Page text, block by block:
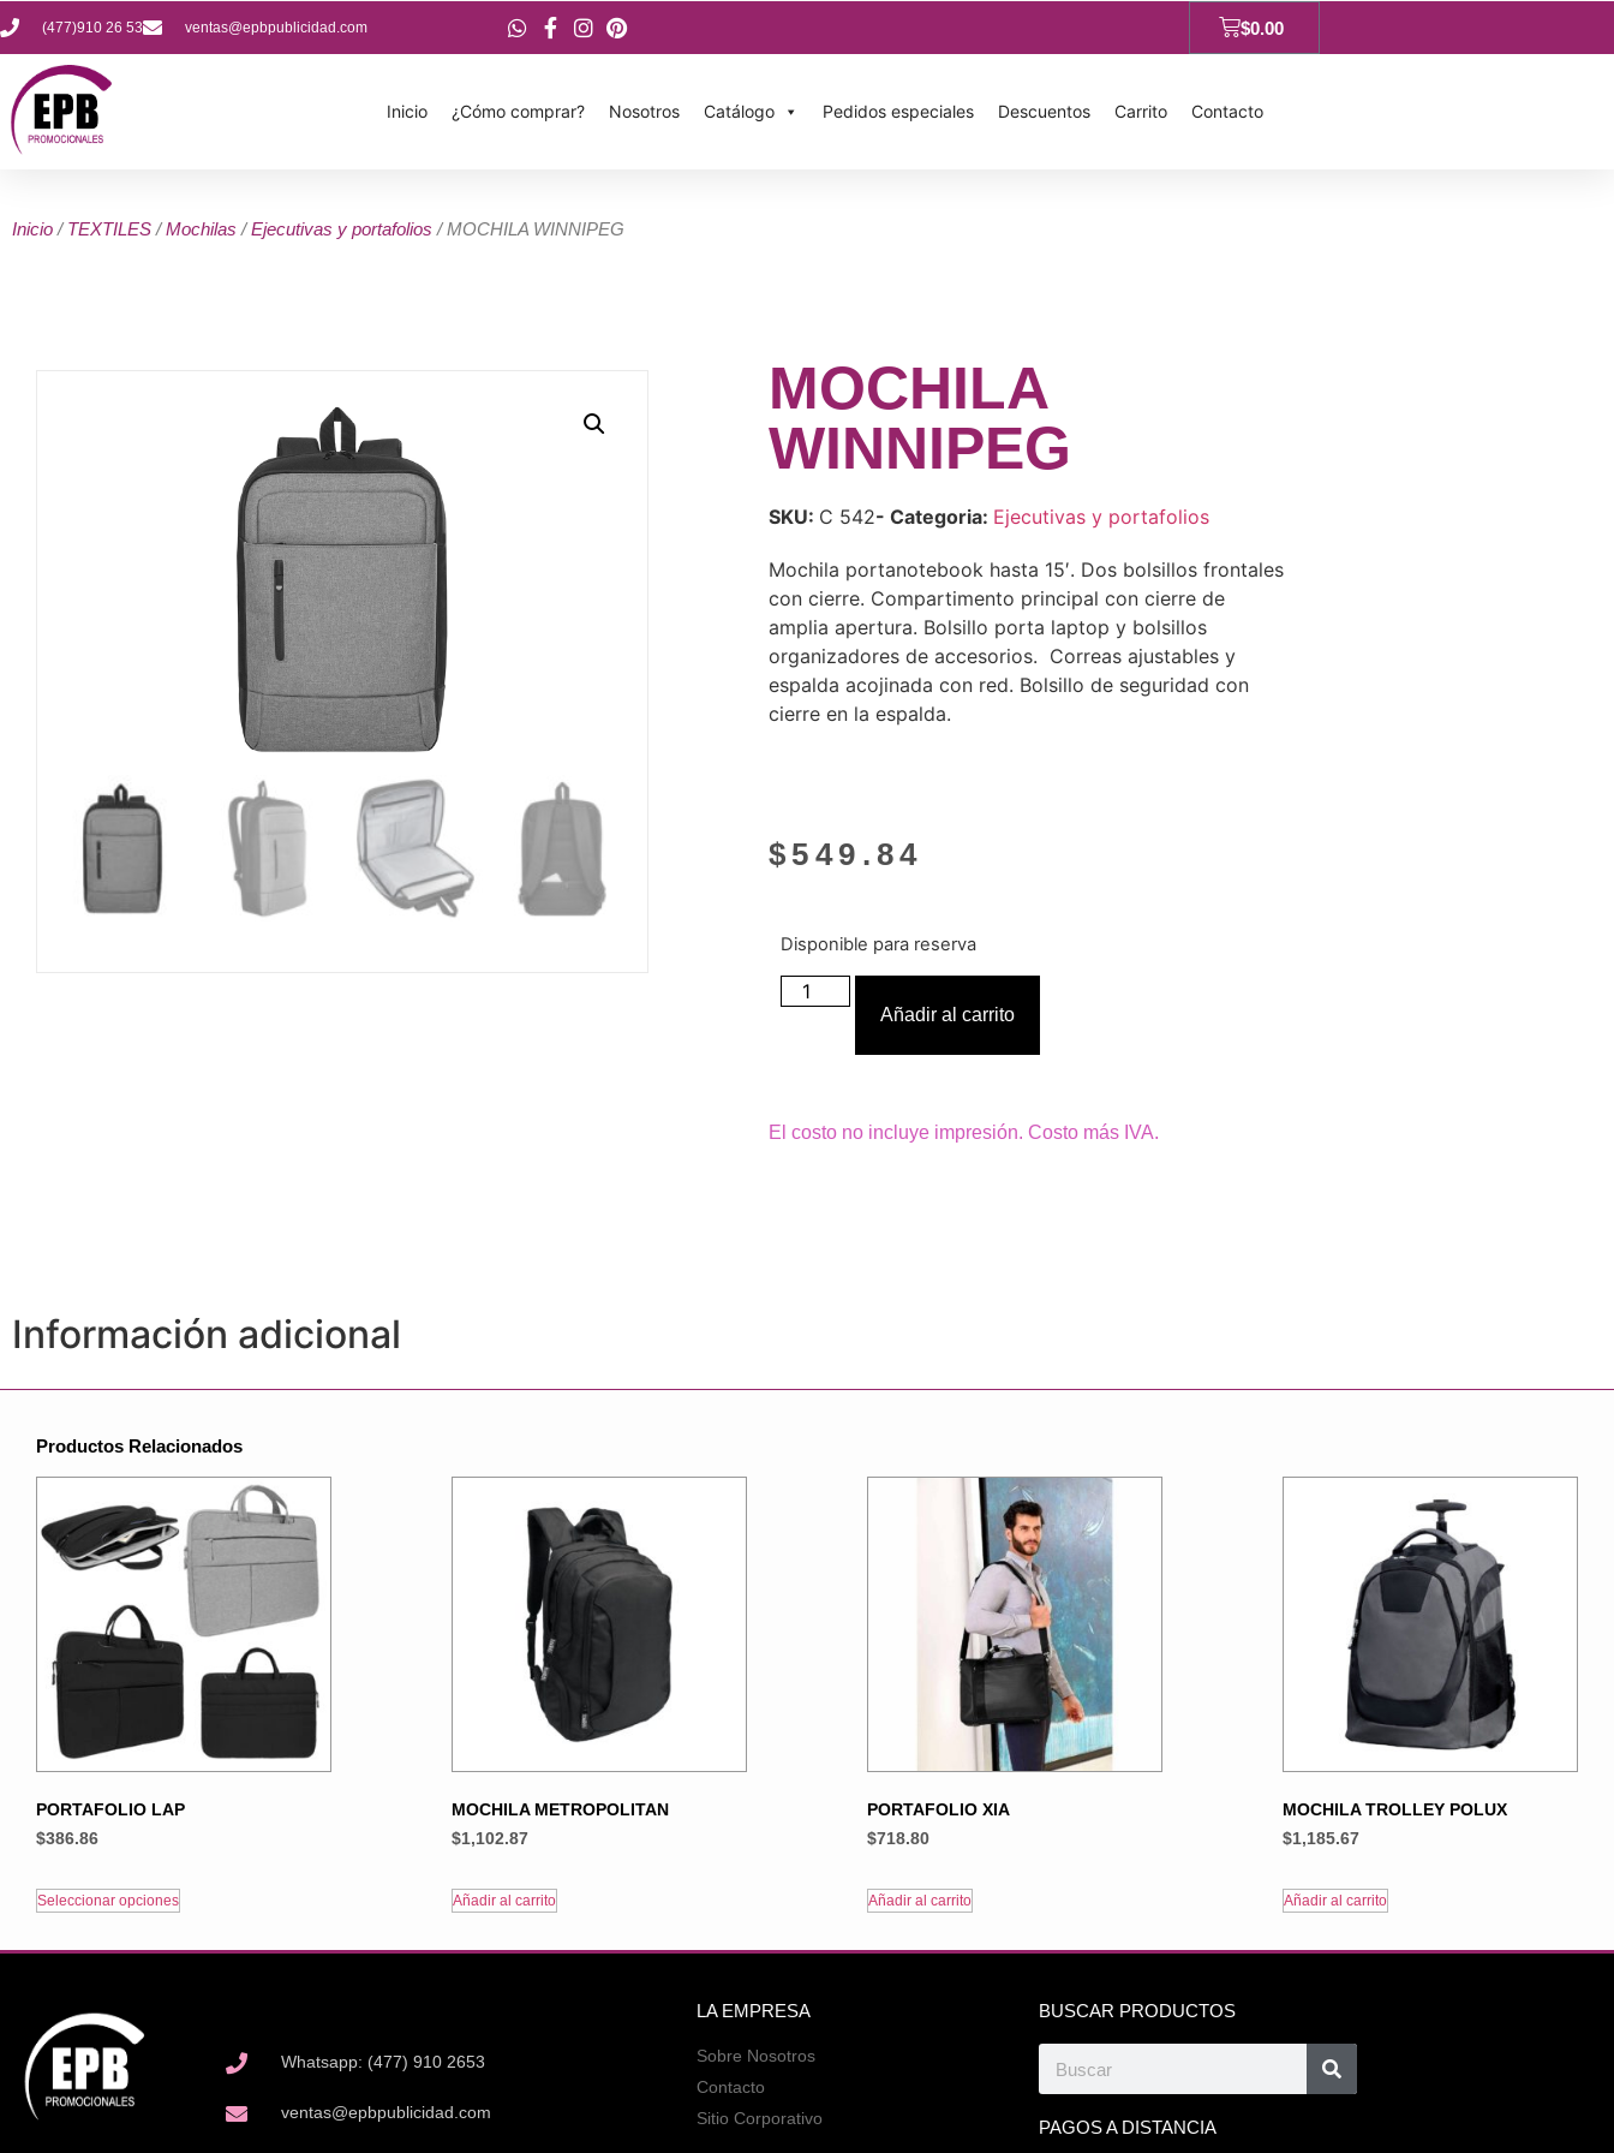
(477)910 26 53 ventas@epbpublicidad.com $0.00
Inicio ¿Cómo comprar? Nosotros Catálogo Pedidos especiales Descuentos Carrito Contacto
Inicio /TEXTILES /Mochilas /Ejecutivas y portafolios / MOCHILA WINNIPEG
MOCHILA
WINNIPEG
SKU: C 542- Categoria: Ejecutivas y portafolios
Mochila portanotebook hasta 15′. Dos bolsillos frontales
con cierre. Compartimento principal con cierre de
amplia apertura. Bolsillo porta laptop y bolsillos
organizadores de accesorios. Correas ajustables y
espalda acojinada con red. Bolsillo de seguridad con
cierre en la espalda.
$ 549.84
Disponible para reserva
Añadir al carrito
El costo no incluye impresión. Costo más IVA.
Información adicional
Productos Relacionados
PORTAFOLIO LAP
$386.86
Seleccionar opciones
MOCHILA METROPOLITAN
$1,102.87
Añadir al carrito
PORTAFOLIO XIA
$718.80
Añadir al carrito
MOCHILA TROLLEY POLUX
$1,185.67
Añadir al carrito
Whatsapp: (477) 910 2653
ventas@epbpublicidad.com
LA EMPRESA
Sobre Nosotros
Contacto
Sitio Corporativo
BUSCAR PRODUCTOS
PAGOS A DISTANCIA